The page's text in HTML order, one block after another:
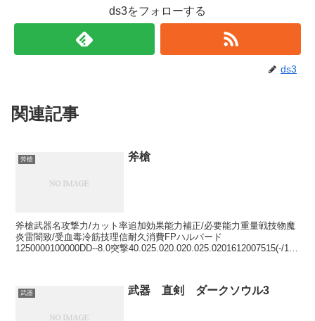
ds3をフォローする
ds3
関連記事
斧槍 斧槍
斧槍武器名攻撃力/カット率追加効果能力補正/必要能力重量戦技物魔
炎雷闇致/受血毒冷筋技理信耐久消費FPハルバード
1250000100000DD--8.0突撃40.025.020.020.025.0201612007515(-/13)
武器 武器 直剣 ダークソウル3